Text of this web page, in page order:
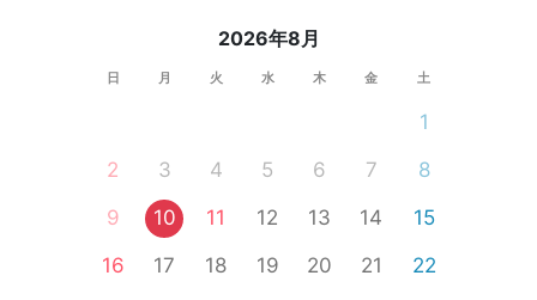
2026年8月
日 月 火 水 木 金 土
1
2
3 4 5 6 7
8
9
10 11 12 13 14
15
16
17 18 19 20 21
22